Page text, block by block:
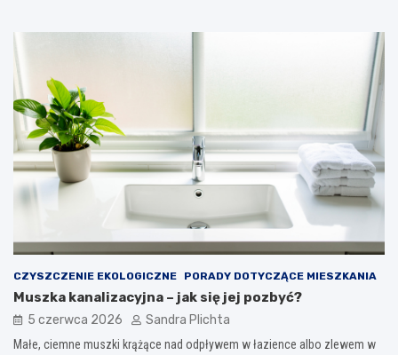
CZYSZCZENIE EKOLOGICZNE PORADY DOTYCZĄCE MIESZKANIA
Muszka kanalizacyjna – jak się jej pozbyć?
5 czerwca 2026 Sandra Plichta
Małe, ciemne muszki krążące nad odpływem w łazience albo zlewem w